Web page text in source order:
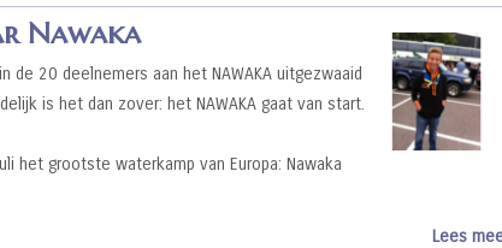
Nawaka
de 20 deelnemers aan het NAWAKA uitgezwaaid
is het dan zover: het NAWAKA gaat van start.
het grootste waterkamp van Europa: Nawaka
Lees